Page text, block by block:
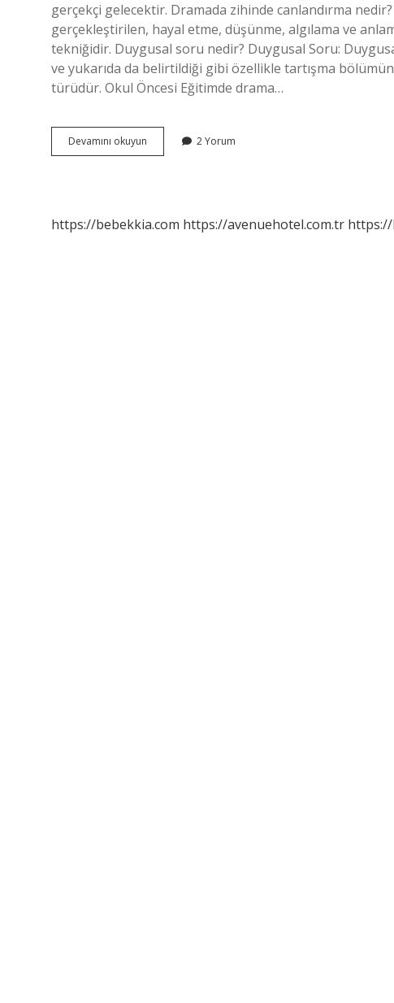
gerçekçi gelecektir. Dramada zihinde canlandırma
gerçekleştirilen, hayal etme, düşünme, algılama ve
tekniğidir. Duygusal soru nedir? Duygusal Soru:
ve yukarıda da belirtildiği gibi özellikle tartışma
türüdür. Okul Öncesi Eğitimde drama…
Devamını okuyun
Canlandırma
2 Yorum
https://bebekkia.com https://avenuehotel.com.tr